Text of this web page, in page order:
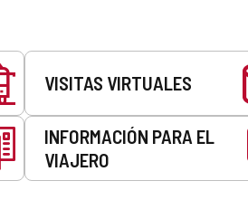
VISITAS VIRTUALES
INFORMACIÓN PARA EL
VIAJERO